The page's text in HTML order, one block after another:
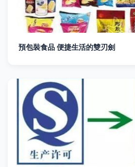
預包裝食品 便捷生活的雙刃劍